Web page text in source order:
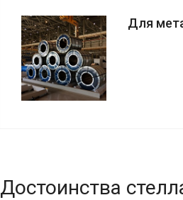
Для
Достоинства